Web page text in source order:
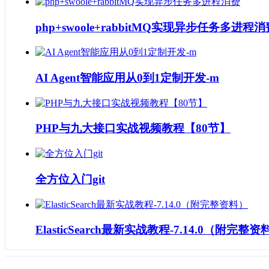
php+swoole+rabbitMQ实现异步任务多进程消
AI Agent智能应用从0到1定制开发-m
PHP与九大接口实战视频教程【80节】
全方位入门git
ElasticSearch最新实战教程-7.14.0（附完整资